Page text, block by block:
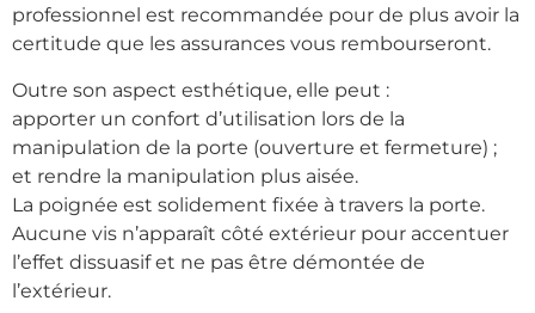
professionnel est recommandée pour de plus avoir la
certitude que les assurances vous rembourseront.
Outre son aspect esthétique, elle peut :
apporter un confort d’utilisation lors de la
manipulation de la porte (ouverture et fermeture) ;
et rendre la manipulation plus aisée.
La poignée est solidement fixée à travers la porte.
Aucune vis n’apparaît côté extérieur pour accentuer
l’effet dissuasif et ne pas être démontée de
l’extérieur.